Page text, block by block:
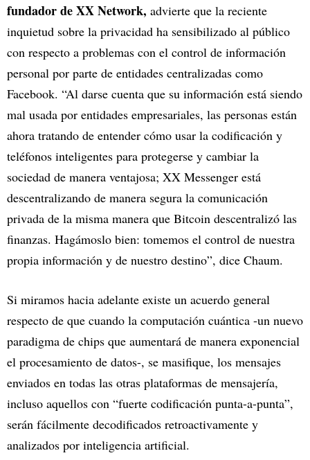
fundador de XX Network, advierte que la reciente
inquietud sobre la privacidad ha sensibilizado al público
con respecto a problemas con el control de información
personal por parte de entidades centralizadas como
Facebook. “Al darse cuenta que su información está siendo
mal usada por entidades empresariales, las personas están
ahora tratando de entender cómo usar la codificación y
teléfonos inteligentes para protegerse y cambiar la
sociedad de manera ventajosa; XX Messenger está
descentralizando de manera segura la comunicación
privada de la misma manera que Bitcoin descentralizó las
finanzas. Hagámoslo bien: tomemos el control de nuestra
propia información y de nuestro destino”, dice Chaum.
Si miramos hacia adelante existe un acuerdo general
respecto de que cuando la computación cuántica -un nuevo
paradigma de chips que aumentará de manera exponencial
el procesamiento de datos-, se masifique, los mensajes
enviados en todas las otras plataformas de mensajería,
incluso aquellos con “fuerte codificación punta-a-punta”,
serán fácilmente decodificados retroactivamente y
analizados por inteligencia artificial.